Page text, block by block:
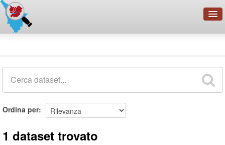
Organizzazioni
Ordina per
1 dataset trovato